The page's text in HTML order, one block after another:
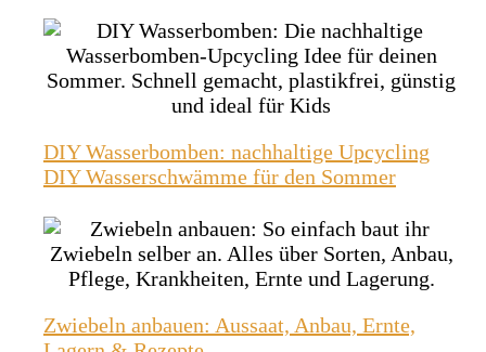
DIY Wasserbomben: nachhaltige Upcycling
DIY Wasserschwämme für den Sommer
Zwiebeln anbauen: Aussaat, Anbau, Ernte,